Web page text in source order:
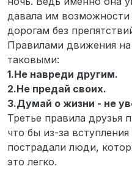
давала им
дорогам без
Правилами движения
таковыми:
1.Не навреди другим.
2.Не предай своих.
3.Думай о жизни - не
Третье правила друзья
что бы из-за
пострадали люди,
это легко.